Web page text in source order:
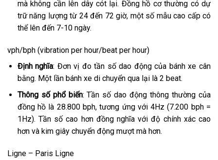
mà không cần lên dây cót lại. Đồng hồ cơ thường có dự
trữ năng lượng từ 24 đến 72 giờ, một số mẫu cao cấp có
thể lên đến 7-10 ngày.
vph/bph (vibration per hour/beat per hour)
Định nghĩa: Đơn vị đo tần số dao động của bánh xe cân
bằng. Một lần bánh xe di chuyển qua lại là 2 beat.
Thông số phổ biến: Tần số dao động thông thường của
đồng hồ là 28.800 bph, tương ứng với 4Hz (7.200 bph =
1Hz). Tần số cao hơn đồng nghĩa với độ chính xác cao
hơn và kim giây chuyển động mượt mà hơn.
Ligne – Paris Ligne